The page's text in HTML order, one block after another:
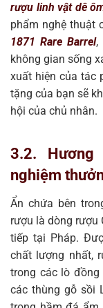
rượu linh vật dê
phẩm nghệ thuật
1871 Rare Barrel,
không gian sống
xuất hiện của tác
tặng của bạn sẽ
hội của chủ nhân.
3.2.
nghiệm
Ẩn chứa bên
rượu là dòng rượu
tiếp tại Pháp.
chất lượng nhất,
trong các lò
các thùng gỗ sồi